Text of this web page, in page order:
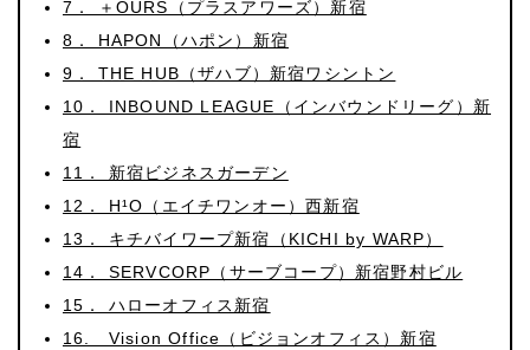
7． ＋OURS（プラスアワーズ）新宿
8． HAPON（ハポン）新宿
9． THE HUB（ザハブ）新宿ワシントン
10． INBOUND LEAGUE（インバウンドリーグ）新
宿
11． 新宿ビジネスガーデン
12． H¹O（エイチワンオー）西新宿
13． キチバイワープ新宿（KICHI by WARP）
14． SERVCORP（サーブコープ）新宿野村ビル
15． ハローオフィス新宿
16. Vision Office（ビジョンオフィス）新宿